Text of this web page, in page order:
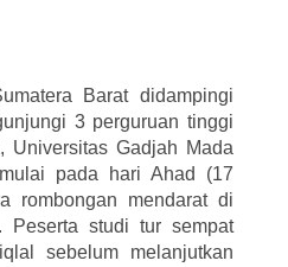
Barat didampingi
3 perguruan tinggi
Universitas Gadjah Mada
pada hari Ahad (17
rombongan mendarat di
Peserta studi tur sempat
sebelum melanjutkan